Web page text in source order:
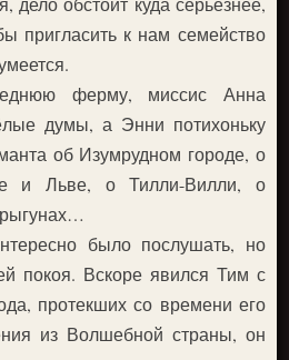
пригласить к нам семейство
ферму, миссис Анна
думы, а Энни потихоньку
об Изумрудном городе, о
и Льве, о Тилли-Вилли, о
было послушать, но
покоя. Вскоре явился Тим с
протекших со времени его
из Волшебной страны, он